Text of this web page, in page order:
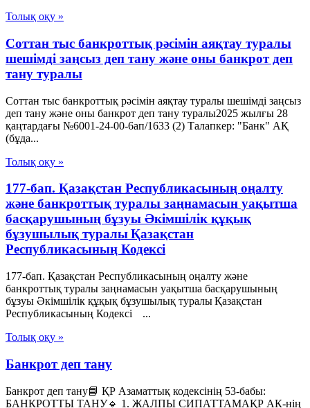
Толық оқу »
Соттан тыс банкроттық рәсімін аяқтау туралы
шешімді заңсыз деп тану және оны банкрот деп
тану туралы
Соттан тыс банкроттық рәсімін аяқтау туралы шешімді заңсыз
деп тану және оны банкрот деп тану туралы2025 жылғы 28
қаңтардағы №6001-24-00-6ап/1633 (2) Талапкер: "Банк" АҚ
(бұда...
Толық оқу »
177-бап. Қазақстан Республикасының оңалту
және банкроттық туралы заңнамасын уақытша
басқарушының бұзуы Әкімшілік құқық
бұзушылық туралы Қазақстан
Республикасының Кодексі
177-бап. Қазақстан Республикасының оңалту және
банкроттық туралы заңнамасын уақытша басқарушының
бұзуы Әкімшілік құқық бұзушылық туралы Қазақстан
Республикасының Кодексі ...
Толық оқу »
Банкрот деп тану
Банкрот деп тану📘 ҚР Азаматтық кодексінің 53-бабы:
БАНКРОТТЫ ТАНУ🔹 1. ЖАЛПЫ СИПАТТАМАҚР АК-нің